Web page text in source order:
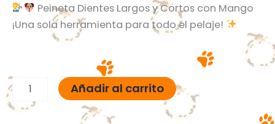
Peineta Dientes Largos y Cortos con Mango
¡Una sola herramienta para todo el pelaje!
Añadir al carrito